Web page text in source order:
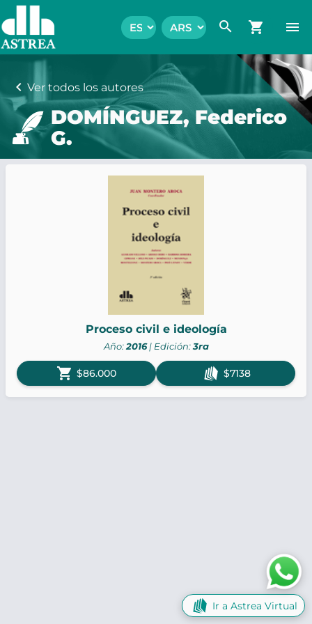
search shopping_cart menu
chevron_left Ver todos los autores
DOMÍNGUEZ, Federico
G.
Proceso civil e ideología
Año:2016| Edición:3ra
shopping_cart $86.000 $7138
Ir a Astrea Virtual